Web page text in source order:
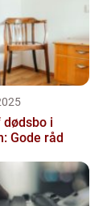
dødsbo i
Gode råd